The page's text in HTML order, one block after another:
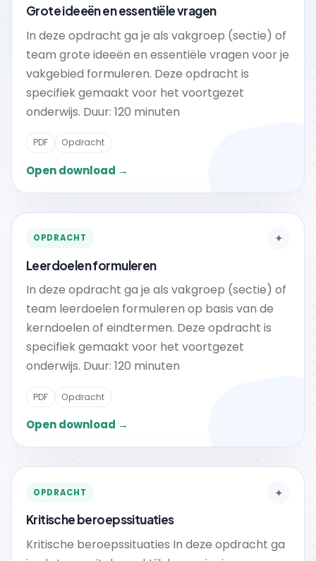
Grote ideeën en essentiële vragen
In deze opdracht ga je als vakgroep (sectie) of
team grote ideeën en essentiële vragen voor je
vakgebied formuleren. Deze opdracht is
specifiek gemaakt voor het voortgezet
onderwijs. Duur: 120 minuten
PDF Opdracht
Open download →
OPDRACHT ✦
Leerdoelen formuleren
In deze opdracht ga je als vakgroep (sectie) of
team leerdoelen formuleren op basis van de
kerndoelen of eindtermen. Deze opdracht is
specifiek gemaakt voor het voortgezet
onderwijs. Duur: 120 minuten
PDF Opdracht
Open download →
OPDRACHT ✦
Kritische beroepssituaties
Kritische beroepssituaties In deze opdracht ga